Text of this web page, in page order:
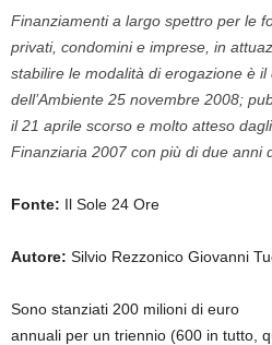
Finanziamenti a largo spet­tro per le
privati, condomini e impre­se, in
stabilire le modalità di erogazione è
dell’Ambiente 25 novembre 2008;
il 21 aprile scorso e molto atteso
Finanziaria 2007 con più di due anni
Fonte: Il Sole 24 Ore
Autore: Silvio Rezzonico Giovanni
Sono stanziati 200 milioni di euro
annuali per un triennio (600 in tutto,